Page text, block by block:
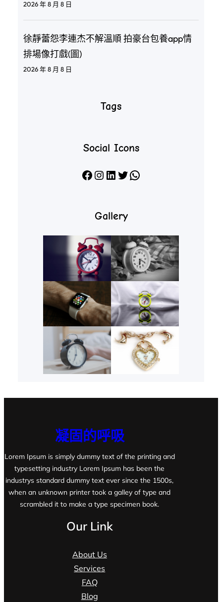
2026 年 8 月 8 日
徐靜蕾怨李連杰不解溫順 拍豪台包養app情
排場像打戲(圖)
2026 年 8 月 8 日
Tags
Social Icons
Facebook Instagram LinkedIn X WhatsApp
Gallery
凝固的呼吸
Lorem Ipsum is simply dummy text of the printing and
typesetting industry Lorem Ipsum has been the
industrys standard dummy text ever since the 1500s,
when an unknown printer took a galley of type and
scrambled it to make a type specimen book.
Our Link
About Us
Services
FAQ
Blog